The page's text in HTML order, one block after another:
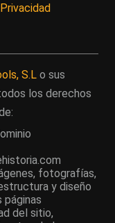
Privacidad
S.L o sus
los derechos
fotografías,
y diseño
páginas
del sitio,